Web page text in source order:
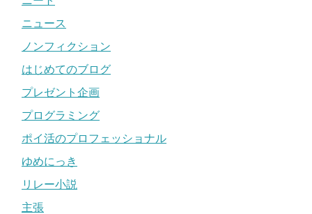
ニュース
ノンフィクション
はじめてのブログ
プレゼント企画
プログラミング
ポイ活のプロフェッショナル
ゆめにっき
リレー小説
主張